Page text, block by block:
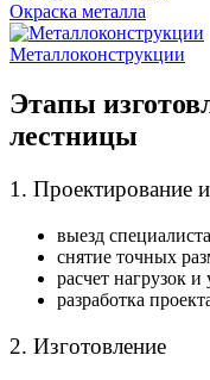
Окраска металла
Металлоконструкции
Этапы
лестницы
1. Проектирование
выезд
снятие точных
расчет нагрузок и
разработка
2. Изготовление